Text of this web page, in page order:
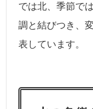
では北、季節で
調と結びつき、
表しています。